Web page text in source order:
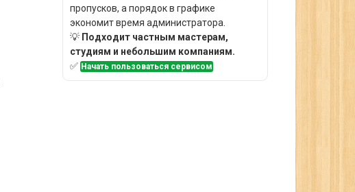
пропусков, а порядок в графике
экономит время администратора.
💡 Подходит частным мастерам,
студиям и небольшим компаниям.
✅ Начать пользоваться сервисом